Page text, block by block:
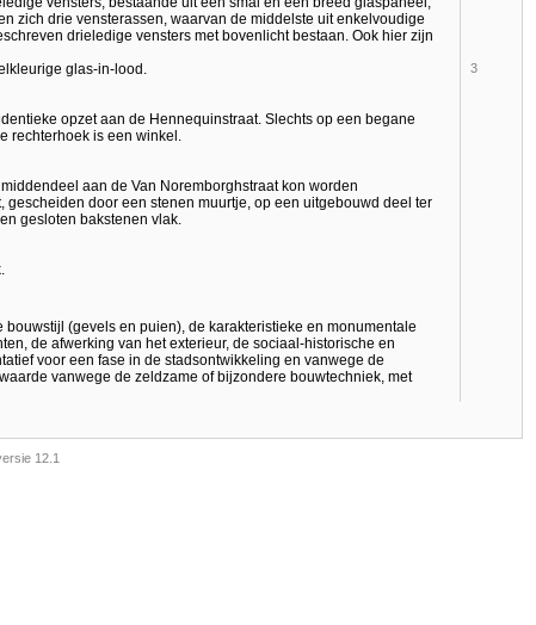
zich drie vensterassen, waarvan de middelste uit enkelvoudige
drieledige vensters met bovenlicht bestaan. Ook hier zijn
glas-in-lood.
opzet aan de Hennequinstraat. Slechts op een begane
rechterhoek is een winkel.
aan de Van Noremborghstraat kon worden
door een stenen muurtje, op een uitgebouwd deel ter
gesloten bakstenen vlak.
(gevels en puien), de karakteristieke en monumentale
de afwerking van het exterieur, de sociaal-historische en
voor een fase in de stadsontwikkeling en vanwege de
vanwege de zeldzame of bijzondere bouwtechniek, met
3
12.1